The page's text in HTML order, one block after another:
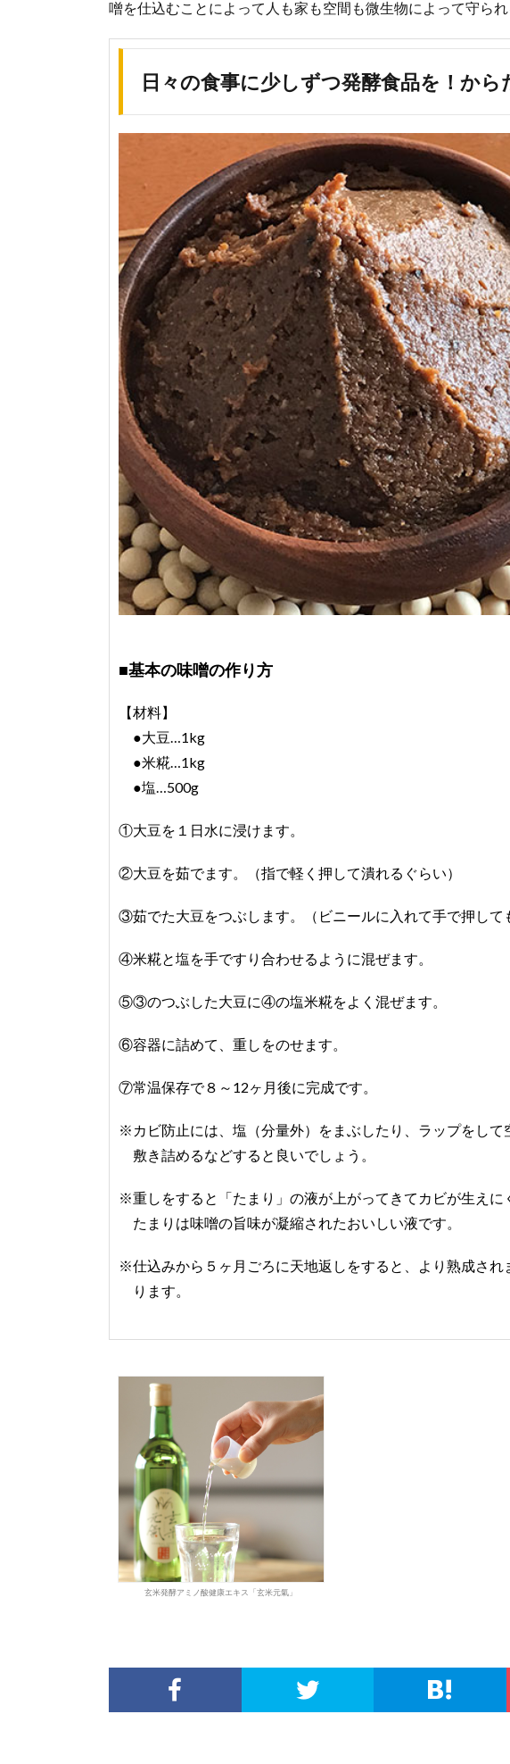
噌を仕込むことによって人も家も空間も微生物によって守られ
日々の食事に少しずつ発酵食品を！か
■基本の味噌の作り方
【材料】
●大豆…1kg
●米糀…1kg
●塩…500g
①大豆を１日水に浸けます。
②大豆を茹でます。（指で軽く押して潰れるぐらい）
③茹でた大豆をつぶします。（ビニールに入れて手で押して
④米糀と塩を手ですり合わせるように混ぜます。
⑤③のつぶした大豆に④の塩米糀をよく混ぜます。
⑥容器に詰めて、重しをのせます。
⑦常温保存で８～12ヶ月後に完成です。
※カビ防止には、塩（分量外）をまぶしたり、ラップをして
敷き詰めるなどすると良いでしょう。
※重しをすると「たまり」の液が上がってきてカビが生えに
たまりは味噌の旨味が凝縮されたおいしい液です。
※仕込みから５ヶ月ごろに天地返しをすると、より熟成さ
ります。
玄米発酵アミノ酸健康エキス「玄米元氣」